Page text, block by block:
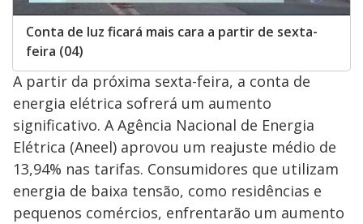
Conta de luz ficará mais cara a partir de sexta-
feira (04)
A partir da próxima sexta-feira, a conta de
energia elétrica sofrerá um aumento
significativo. A Agência Nacional de Energia
Elétrica (Aneel) aprovou um reajuste médio de
13,94% nas tarifas. Consumidores que utilizam
energia de baixa tensão, como residências e
pequenos comércios, enfrentarão um aumento